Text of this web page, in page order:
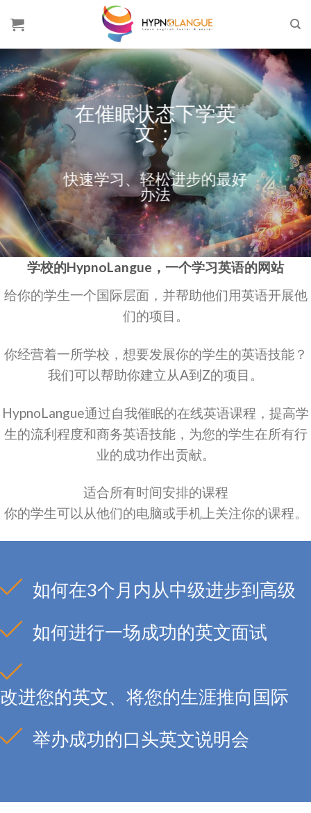
在催眠状态下学英
文：
快速学习、轻松进步的最好
办法
学校的HypnoLangue，一个学习英语的网站
给你的学生一个国际层面，并帮助他们用英语开展他
们的项目。
你经营着一所学校，想要发展你的学生的英语技能？
我们可以帮助你建立从A到Z的项目。
HypnoLangue通过自我催眠的在线英语课程，提高学
生的流利程度和商务英语技能，为您的学生在所有行
业的成功作出贡献。
适合所有时间安排的课程
你的学生可以从他们的电脑或手机上关注你的课程。
如何在3个月内从中级进步到高级
如何进行一场成功的英文面试
改进您的英文、将您的生涯推向国际
举办成功的口头英文说明会